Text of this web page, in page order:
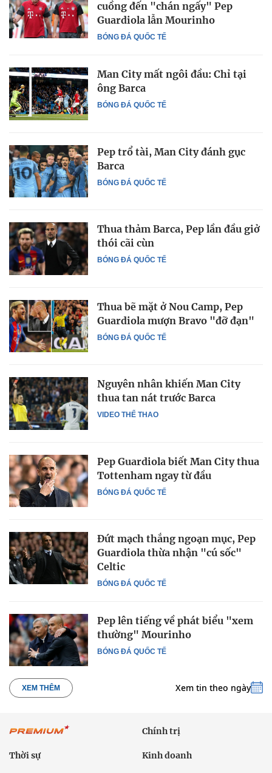
BÓNG ĐÁ QUỐC TẾ
cuồng đến "chán ngấy" Pep
Guardiola lẫn Mourinho
BÓNG ĐÁ QUỐC TẾ
Man City mất ngôi đầu: Chỉ tại
ông Barca
BÓNG ĐÁ QUỐC TẾ
Pep trổ tài, Man City đánh gục
Barca
BÓNG ĐÁ QUỐC TẾ
Thua thảm Barca, Pep lần đầu giở
thói cãi cùn
BÓNG ĐÁ QUỐC TẾ
Thua bẽ mặt ở Nou Camp, Pep
Guardiola mượn Bravo "đỡ đạn"
VIDEO THỂ THAO
Nguyên nhân khiến Man City
thua tan nát trước Barca
BÓNG ĐÁ QUỐC TẾ
Pep Guardiola biết Man City thua
Tottenham ngay từ đầu
BÓNG ĐÁ QUỐC TẾ
Đứt mạch thắng ngoạn mục, Pep
Guardiola thừa nhận "cú sốc"
Celtic
BÓNG ĐÁ QUỐC TẾ
Pep lên tiếng về phát biểu "xem
thường" Mourinho
XEM THÊM Xem tin theo ngày
Chính trị
Thời sự Kinh doanh